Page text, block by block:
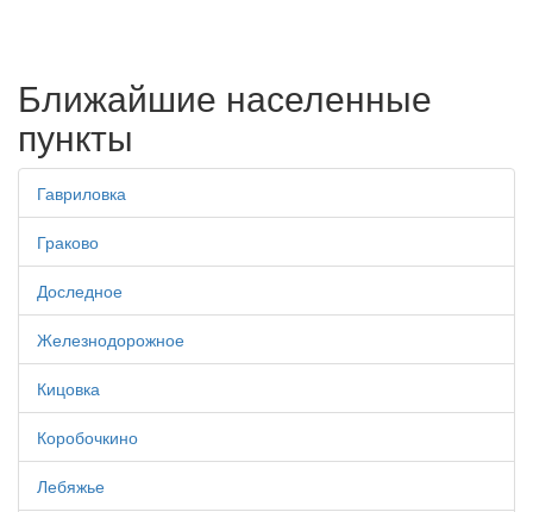
Ближайшие населенные
пункты
Гавриловка
Граково
Доследное
Железнодорожное
Кицовка
Коробочкино
Лебяжье